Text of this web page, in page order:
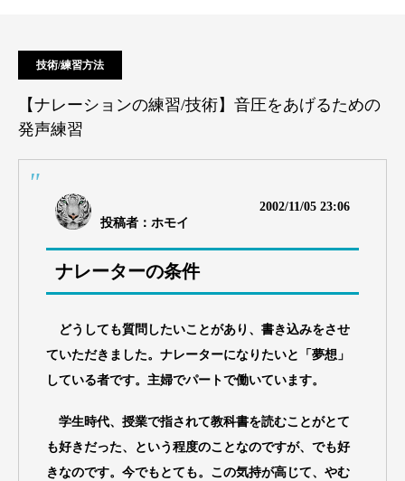
技術/練習方法
【ナレーションの練習/技術】音圧をあげるための
発声練習
投稿者：ホモイ
2002/11/05 23:06
ナレーターの条件
どうしても質問したいことがあり、書き込みをさせ
ていただきました。ナレーターになりたいと「夢想」
している者です。主婦でパートで働いています。
学生時代、授業で指されて教科書を読むことがとて
も好きだった、という程度のことなのですが、でも好
きなのです。今でもとても。この気持が高じて、やむ